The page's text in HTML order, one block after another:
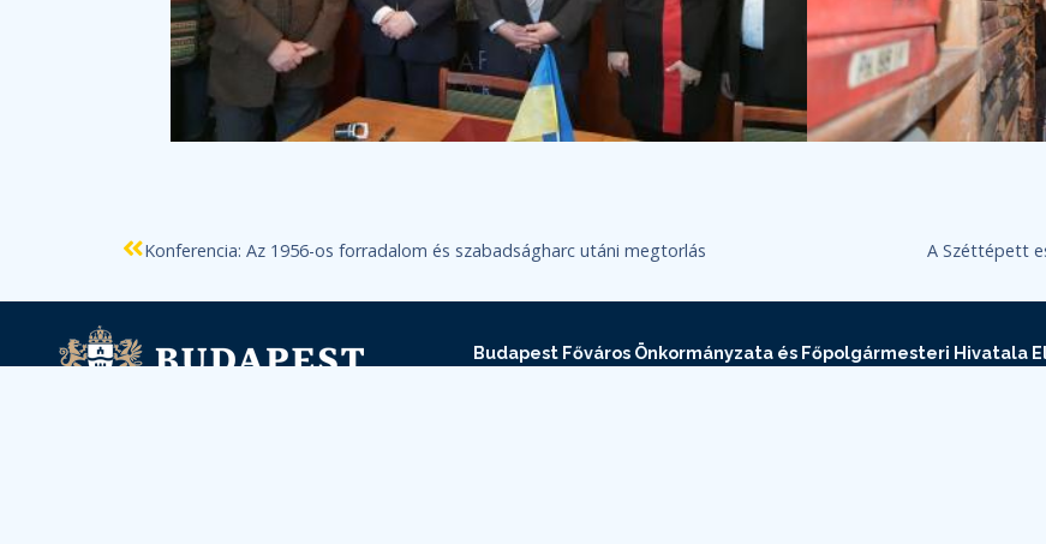
Konferencia: Az 1956-os forradalom és szabadságharc utáni megtorlás A Széttépett
Budapest Főváros Önkormányzata és Főpolgármesteri Hivatala